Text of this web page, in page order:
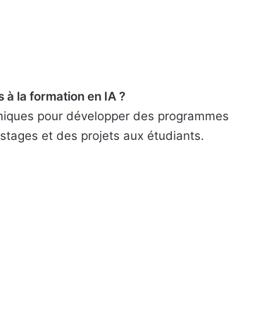
la formation en IA ?
pour développer des programmes
et des projets aux étudiants.